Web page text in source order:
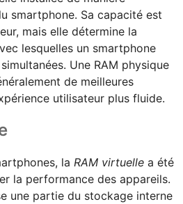
smartphone. Sa capacité est
mais elle détermine la
lesquelles un smartphone
Une RAM physique
de meilleures
utilisateur plus fluide.
la RAM virtuelle a été
la performance des appareils.
une partie du stockage interne